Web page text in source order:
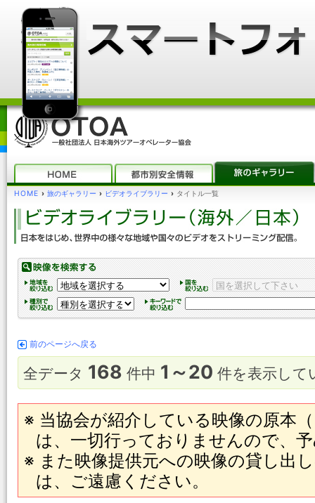
HOME › 旅のギャラリー › ビデオライブラリー › タイトル一覧
前のページへ戻る
全データ 168 件中 1～20 件を表示して
※ 当協会が紹介している映像の原本
は、一切行っておりませんので、
※ また映像提供元への映像の貸し出
は、ご遠慮ください。